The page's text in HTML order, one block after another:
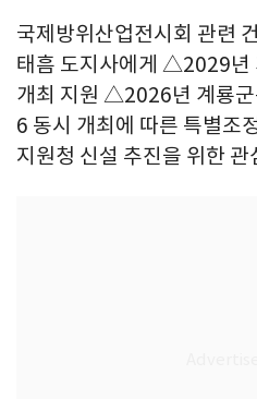
국제방위산업전시회 관련
태흠 도지사에게 △2029년
개최 지원 △2026년 계룡
6 동시 개최에 따른 특별조
지원청 신설 추진을 위한